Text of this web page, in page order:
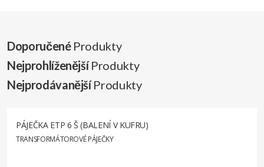
DoporučenéProdukty
NejprohlíženějšíProdukty
NejprodávanějšíProdukty
PÁJEČKA ETP 6 Š (BALENÍ V KUFRU)
TRANSFORMÁTOROVÉ PÁJEČKY